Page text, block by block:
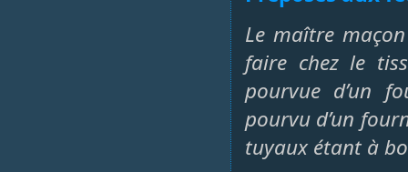
Le maître
faire chez le
pourvue d’un
pourvu d’un
tuyaux étant à